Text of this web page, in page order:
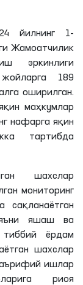
йилнинг 1-
Жамоатчилик
эркинлиги
189
оширилган.
маҳкумлар
нафарга яқин
тартибда
шахслар
мониторинг
яъни яшаш ва
ёрдам
шахслар
ишлар
риоя